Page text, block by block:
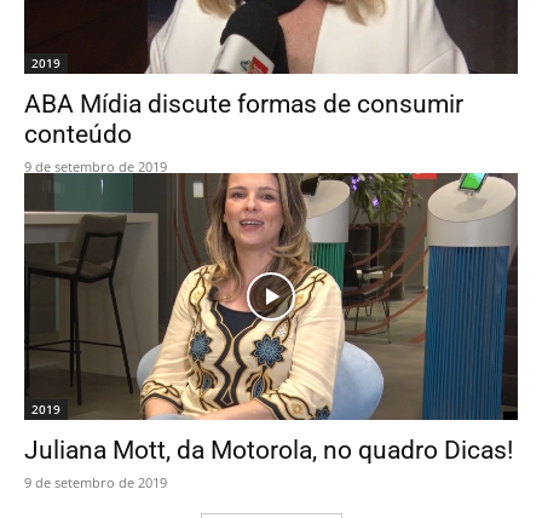
2019
ABA Mídia discute formas de consumir
conteúdo
9 de setembro de 2019
2019
Juliana Mott, da Motorola, no quadro Dicas!
9 de setembro de 2019